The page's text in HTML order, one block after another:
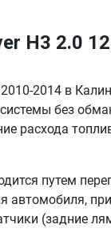
H3 2.0
2014 в
без
расхода
путем
автомобиля,
(задние